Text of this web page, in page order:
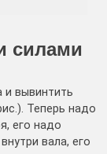
силами
и вывинтить
Теперь надо
его надо
вала, его